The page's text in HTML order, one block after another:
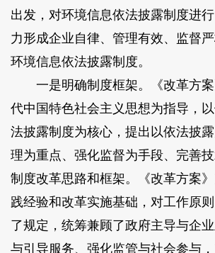
出发，对环境信息依法披露制度进
力形成企业自律、管理有效、监督
环境信息依法披露制度。
一是明确制度框架。《改革方案
代中国特色社会主义思想为指导，
法披露制度为核心，提出以依法披
理为重点、强化监督为手段、完善
制度改革思路和框架。《改革方案
践经验和改革实施基础，对工作原
了规定，统筹兼顾了政府主导与企
与引导服务、强化监管与社会参与